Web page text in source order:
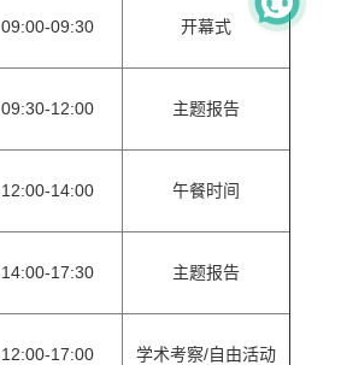
09:00-09:30 开幕式
09:30-12:00 主题报告
12:00-14:00 午餐时间
14:00-17:30 主题报告
12:00-17:00 学术考察/自由活动